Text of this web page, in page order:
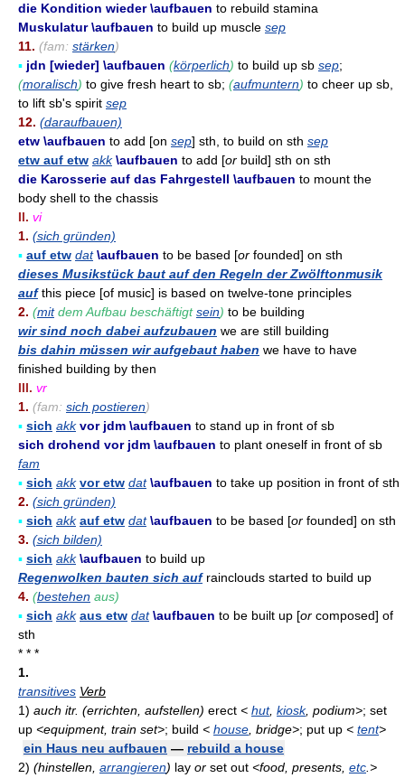
die Kondition wieder \aufbauen to rebuild stamina
Muskulatur \aufbauen to build up muscle sep
11. (fam: stärken)
▪ jdn [wieder] \aufbauen (körperlich) to build up sb sep;
(moralisch) to give fresh heart to sb; (aufmuntern) to cheer up sb,
to lift sb's spirit sep
12. (daraufbauen)
etw \aufbauen to add [on sep] sth, to build on sth sep
etw auf etw akk \aufbauen to add [or build] sth on sth
die Karosserie auf das Fahrgestell \aufbauen to mount the
body shell to the chassis
II. vi
1. (sich gründen)
▪ auf etw dat \aufbauen to be based [or founded] on sth
dieses Musikstück baut auf den Regeln der Zwölftonmusik
aufthis piece [of music] is based on twelve-tone principles
2. (mitdem Aufbau beschäftigtsein) to be building
wir sind noch dabei aufzubauen we are still building
bis dahin müssen wir aufgebaut haben we have to have
finished building by then
III. vr
1. (fam: sich postieren)
▪ sich akk vor jdm \aufbauen to stand up in front of sb
sich drohend vor jdm \aufbauen to plant oneself in front of sb
fam
▪ sich akk vor etw dat \aufbauen to take up position in front of sth
2. (sich gründen)
▪ sich akk auf etw dat \aufbauen to be based [or founded] on sth
3. (sich bilden)
▪ sich akk \aufbauen to build up
Regenwolken bauten sich aufrainclouds started to build up
4. (bestehen aus)
▪ sich akk aus etw dat \aufbauen to be built up [or composed] of
sth
* * *
1.
transitives Verb
1) auch itr. (errichten, aufstellen) erect < hut, kiosk, podium>; set
up <equipment, train set>; build < house, bridge>; put up < tent>
ein Haus neu aufbauen — rebuild a house
2) (hinstellen, arrangieren) lay or set out <food, presents, etc.>